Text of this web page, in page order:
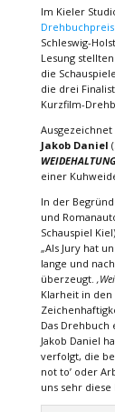
Im Kieler
Drehbuchpreis
Schleswig-
Lesung
die
die drei
Kurzfilm-
Jakob Daniel
einer
In der
und
Schauspiel
„Als Jury hat
lange und
überzeugt.
Klarheit in
Das Drehbuch
Jakob Daniel
verfolgt, die
not to’ oder
uns sehr